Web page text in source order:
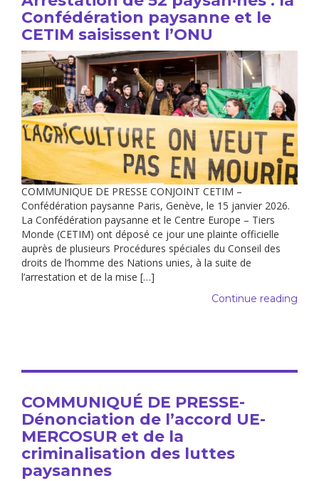
Confédération paysanne et le
CETIM saisissent l’ONU
COMMUNIQUE DE PRESSE CONJOINT CETIM –
Confédération paysanne Paris, Genève, le 15 janvier 2026.
La Confédération paysanne et le Centre Europe – Tiers
Monde (CETIM) ont déposé ce jour une plainte officielle
auprès de plusieurs Procédures spéciales du Conseil des
droits de l’homme des Nations unies, à la suite de
l’arrestation et de la mise […]
Continue reading
COMMUNIQUÉ DE PRESSE-
Dénonciation de l’accord UE-
MERCOSUR et de la
criminalisation des luttes
paysannes